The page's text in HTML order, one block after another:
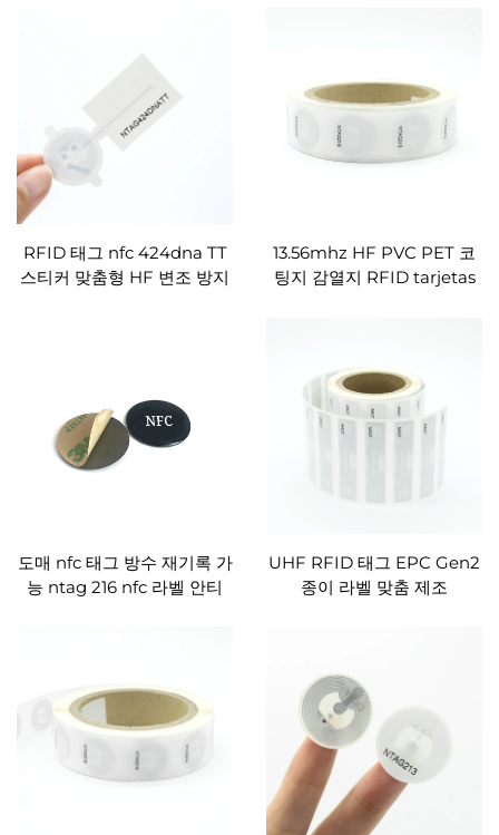
RFID 태그 nfc 424dna TT
스티커 맞춤형 HF 변조 방지
13.56mhz HF PVC PET 코
팅지 감열지 RFID tarjetas
도매 nfc 태그 방수 재기록 가
능 ntag 216 nfc 라벨 안티
UHF RFID 태그 EPC Gen2
종이 라벨 맞춤 제조